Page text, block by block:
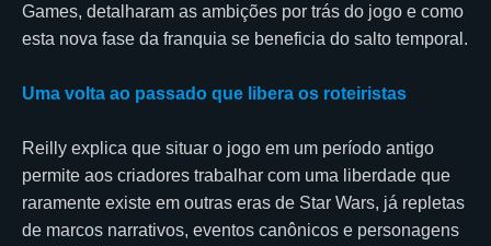
Games, detalharam as ambições por trás do jogo e como
esta nova fase da franquia se beneficia do salto temporal.
Uma volta ao passado que libera os roteiristas
Reilly explica que situar o jogo em um período antigo
permite aos criadores trabalhar com uma liberdade que
raramente existe em outras eras de Star Wars, já repletas
de marcos narrativos, eventos canônicos e personagens